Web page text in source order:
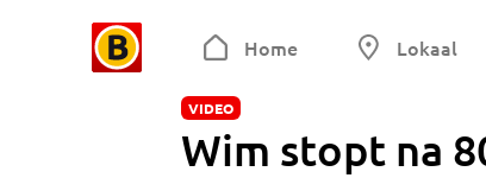
Home Lokaal
VIDEO
Wim stopt na